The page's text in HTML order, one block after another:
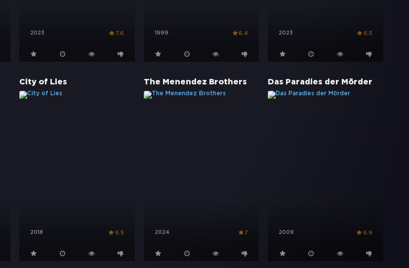
2023 7.6 1999 6.4 2023 6.5
City of Lies
2018 6.5
The Menendez Brothers
2024 7
Das Paradies der Mörder
2009 6.9